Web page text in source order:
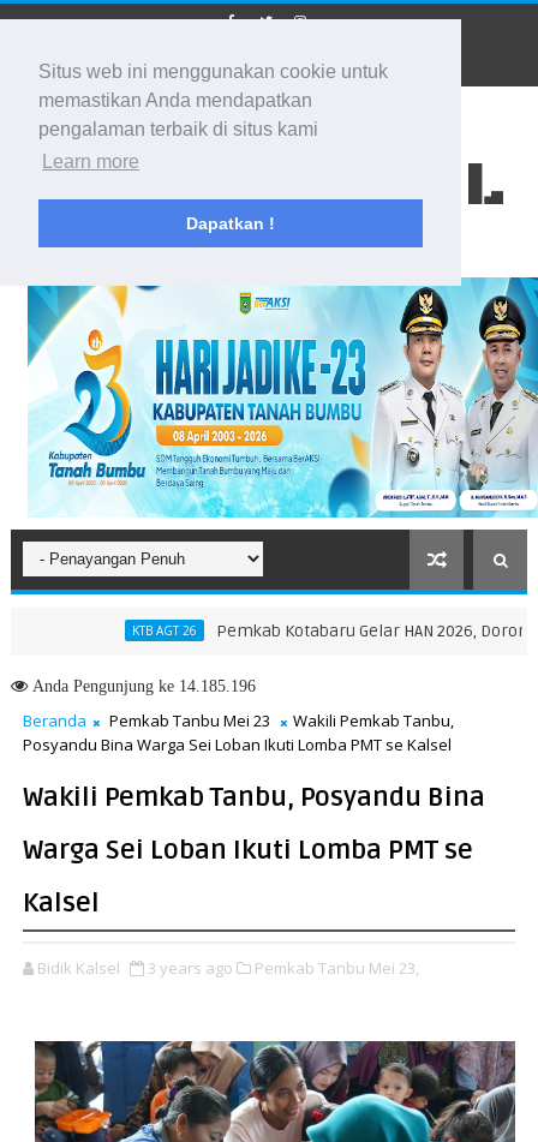
Situs web ini menggunakan cookie untuk
memastikan Anda mendapatkan
pengalaman terbaik di situs kami
Learn more
Dapatkan !
BIDIK KALSEL
Membidik Ke Segala Arah
KTB AGT 26 Pemkab Kotabaru Gelar HAN 2026, Dorong
AndaPengunjung ke 14.185.196
Beranda Pemkab Tanbu Mei 23
Wakili Pemkab Tanbu,
Posyandu Bina Warga Sei Loban Ikuti Lomba PMT se Kalsel
Wakili Pemkab Tanbu, Posyandu Bina
Warga Sei Loban Ikuti Lomba PMT se
Kalsel
Bidik Kalsel 3 years ago Pemkab Tanbu Mei 23,